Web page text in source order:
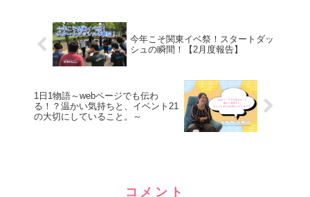
も、もちろん大切だし良...
今年こそ関東イベ祭！スタートダッ
シュの瞬間！【2月度報告】
1日1物語～webページでも伝わ
る！？温かい気持ちと、イベント21
の大切にしていること。～
コメント